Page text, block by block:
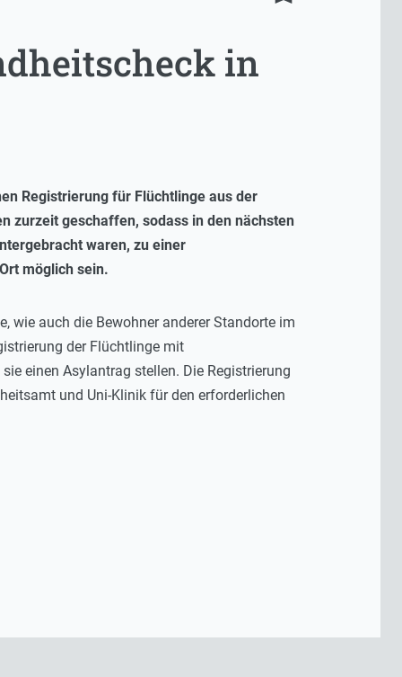
in
Registrierung für Flüchtlinge aus der
zurzeit geschaffen, sodass in den nächsten
waren, zu einer
möglich sein.
wie auch die Bewohner anderer Standorte im
der Flüchtlinge mit
einen Asylantrag stellen. Die Registrierung
und Uni-Klinik für den erforderlichen